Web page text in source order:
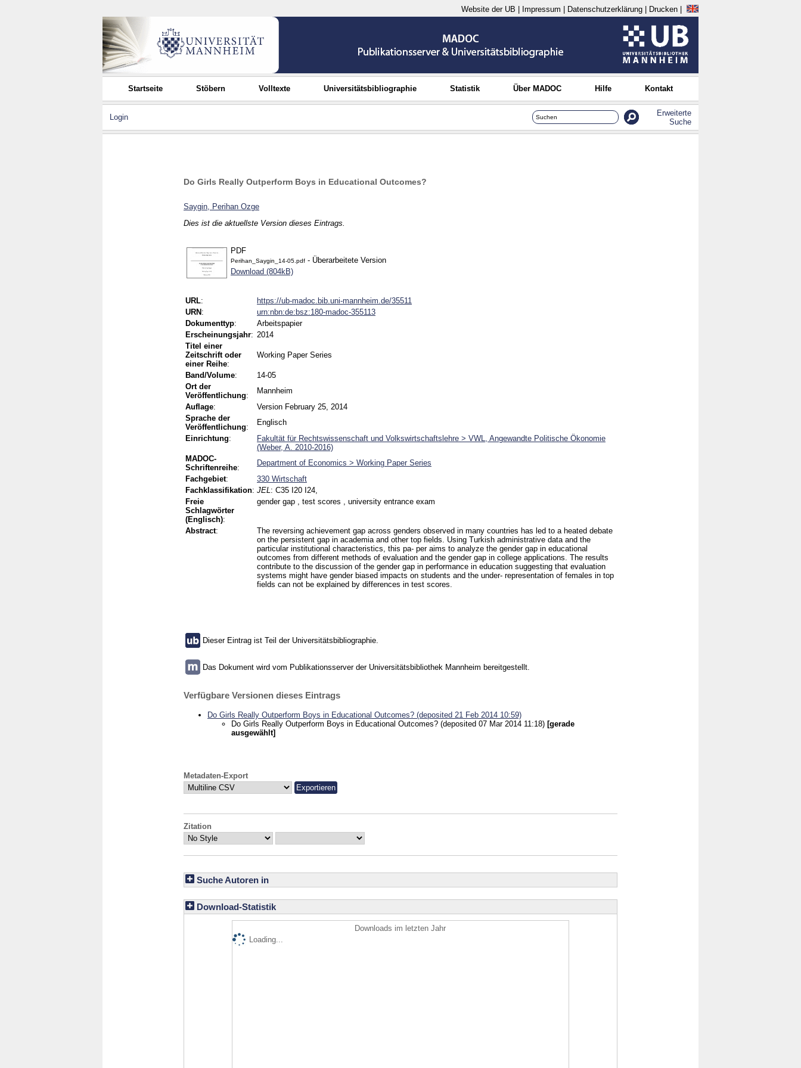
Website der UB Impressum Datenschutzerklärung Drucken
Startseite Stöbern Volltexte Universitätsbibliographie Statistik Über MADOC Hilfe Kontakt
Login
Erweiterte
Suche
Do Girls Really Outperform Boys in Educational Outcomes?
Saygin, Perihan Ozge
Dies ist die aktuellste Version dieses Eintrags.
PDF
Perihan_Saygin_14-05.pdf - Überarbeitete Version
Download (804kB)
URL:
https://ub-madoc.bib.uni-mannheim.de/35511
URN :
urn:nbn:de:bsz:180-madoc-355113
Dokumenttyp:
Arbeitspapier
Erscheinungsjahr: 2014
Titel einer
Zeitschrift oder
einer Reihe:
Working Paper Series
Band/Volume:
14-05
Ort der
Veröffentlichung:
Mannheim
Auflage:
Version February 25, 2014
Sprache der
Veröffentlichung:
Englisch
Einrichtung:
Fakultät für Rechtswissenschaft und Volkswirtschaftslehre > VWL, Angewandte Politische Ökonomie
(Weber, A. 2010-2016)
MADOC-
Schriftenreihe:
Department of Economics > Working Paper Series
Fachgebiet:
330 Wirtschaft
Fachklassifikation: JEL : C35 I20 I24,
Freie
Schlagwörter
(Englisch):
gender gap , test scores , university entrance exam
Abstract:
The reversing achievement gap across genders observed in many countries has led to a heated debate
on the persistent gap in academia and other top fields. Using Turkish administrative data and the
particular institutional characteristics, this pa- per aims to analyze the gender gap in educational
outcomes from different methods of evaluation and the gender gap in college applications. The results
contribute to the discussion of the gender gap in performance in education suggesting that evaluation
systems might have gender biased impacts on students and the under- representation of females in top
fields can not be explained by differences in test scores.
Dieser Eintrag ist Teil der Universitätsbibliographie.
Das Dokument wird vom Publikationsserver der Universitätsbibliothek Mannheim bereitgestellt.
Verfügbare Versionen dieses Eintrags
Do Girls Really Outperform Boys in Educational Outcomes? (deposited 21 Feb 2014 10:59)
Do Girls Really Outperform Boys in Educational Outcomes? (deposited 07 Mar 2014 11:18) [gerade
ausgewählt]
Metadaten-Export
Zitation
Suche Autoren in
Download-Statistik
Downloads im letzten Jahr
Loading...